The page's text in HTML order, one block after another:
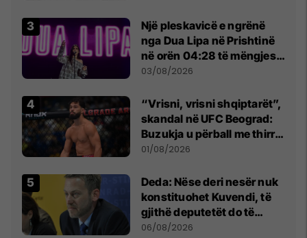
Një pleskavicë e ngrënë
nga Dua Lipa në Prishtinë
në orën 04:28 të mëngjesit
- dhe bota digjitale serbe
03/08/2026
“Vrisni, vrisni shqiptarët”,
skandal në UFC Beograd:
Buzukja u përball me thirrje
anti-shqiptare nga
01/08/2026
Deda: Nëse deri nesër nuk
konstituohet Kuvendi, të
gjithë deputetët do të
bëjnë shkelje të rëndë
06/08/2026